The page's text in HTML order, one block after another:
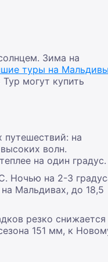
Зима на
туры на Мальдивы
могут купить
на
волн.
на один градус.
Ночью на 2-3
Мальдивах, до 18,5
резко снижается
151 мм, к